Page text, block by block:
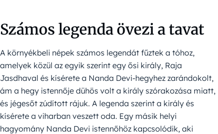
Számos legenda övezi a tavat
A környékbeli népek számos legendát fűztek a tóhoz,
amelyek közül az egyik szerint egy ősi király, Raja
Jasdhaval és kísérete a Nanda Devi-hegyhez zarándokolt,
ám a hegy istennője dühös volt a király szórakozása miatt,
és jégesőt zúdított rájuk. A legenda szerint a király és
kísérete a viharban veszett oda. Egy másik helyi
hagyomány Nanda Devi istennőhöz kapcsolódik, aki